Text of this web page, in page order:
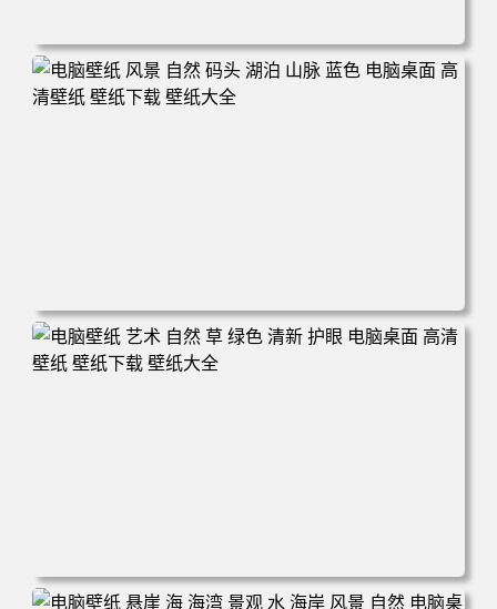
电脑壁纸 自然 天空 风景 火山 喷发 烟雾 艺术 山脉 电脑桌
面 高清壁纸 壁纸下载 壁纸大全
电脑壁纸 风景 自然 码头 湖泊 山脉 蓝色 电脑桌面 高清壁纸
壁纸下载 壁纸大全
电脑壁纸 艺术 自然 草 绿色 清新 护眼 电脑桌面 高清壁纸